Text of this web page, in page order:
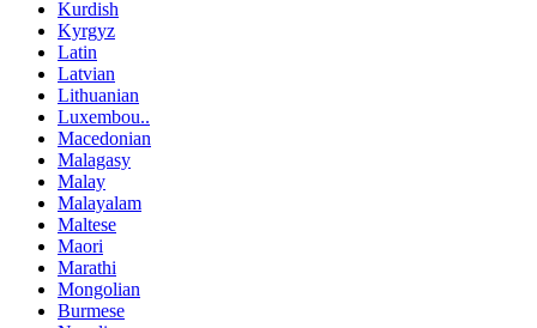
Kurdish
Kyrgyz
Latin
Latvian
Lithuanian
Luxembou..
Macedonian
Malagasy
Malay
Malayalam
Maltese
Maori
Marathi
Mongolian
Burmese